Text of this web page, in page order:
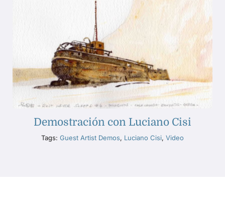
Demostración con Luciano Cisi
Tags: Guest Artist Demos, Luciano Cisi, Video